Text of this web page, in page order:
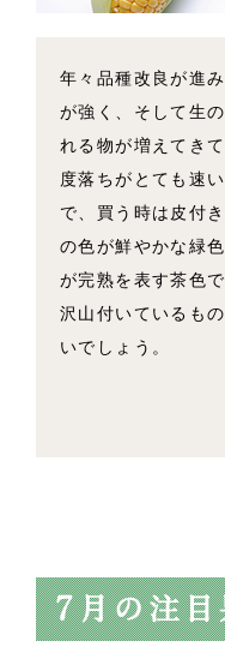
年々品種改良が進
が強く、そして生
れる物が増えてき
度落ちがとても速
で、買う時は皮付
の色が鮮やかな緑
が完熟を表す茶色
沢山付いているも
いでしょう。